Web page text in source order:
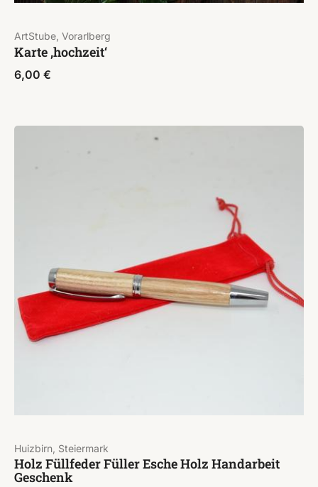
ArtStube, Vorarlberg
Karte ‚hochzeit‘
6,00 €
Huizbirn, Steiermark
Holz Füllfeder Füller Esche Holz Handarbeit
Geschenk